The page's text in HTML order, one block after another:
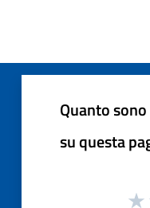
Quanto
su questa